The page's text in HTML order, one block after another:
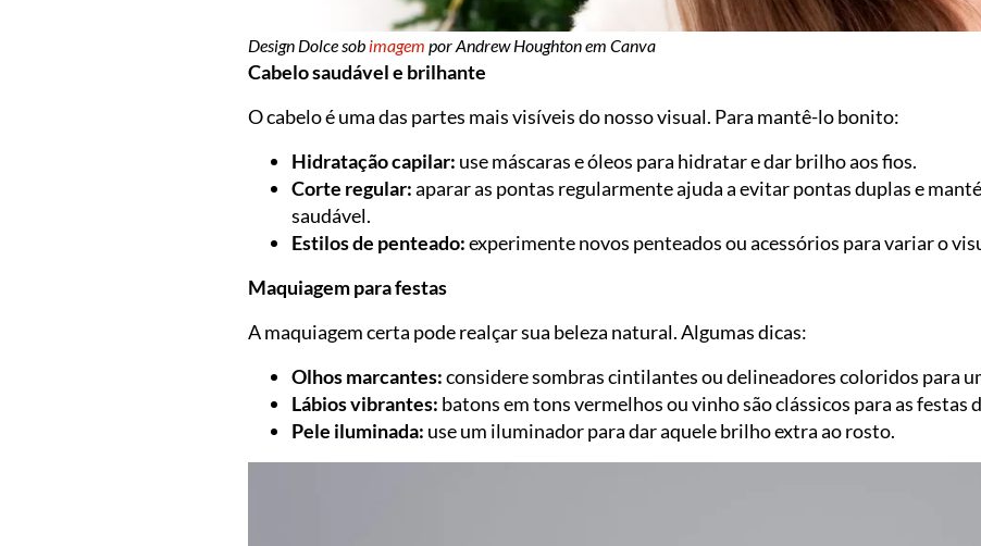
Design Dolce sob imagem por Andrew Houghton em Canva
Cabelo saudável e brilhante
O cabelo é uma das partes mais visíveis do nosso visual. Para mantê-lo bonito:
Hidratação capilar: use máscaras e óleos para hidratar e dar brilho aos fios.
Corte regular:aparar as pontas regularmente ajuda a evitar pontas duplas e
saudável.
Estilos de penteado:experimente novos penteados ou acessórios para variar o
Maquiagem para festas
A maquiagem certa pode realçar sua beleza natural. Algumas dicas:
Olhos marcantes:considere sombras cintilantes ou delineadores coloridos para
Lábios vibrantes: batons em tons vermelhos ou vinho são clássicos para as festas
Pele iluminada: use um iluminador para dar aquele brilho extra ao rosto.